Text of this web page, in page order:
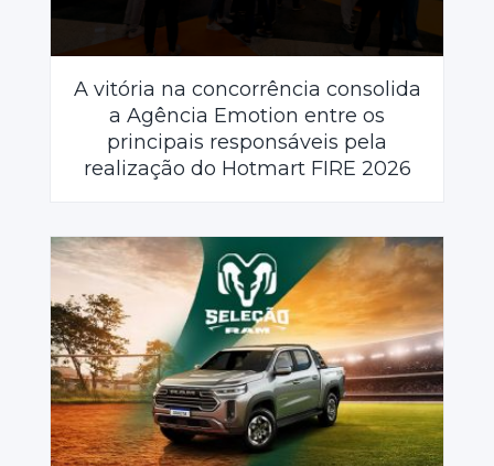
A vitória na concorrência consolida
a Agência Emotion entre os
principais responsáveis pela
realização do Hotmart FIRE 2026